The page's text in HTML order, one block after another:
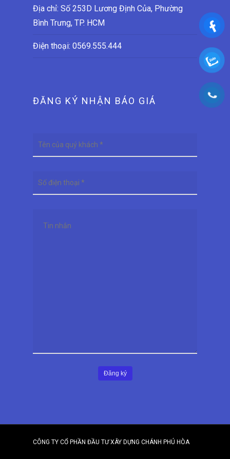
Địa chỉ: Số 253D Lương Định Của, Phường
Bình Trưng, TP. HCM
Điện thoại: 0569.555.444
ĐĂNG KÝ NHẬN BÁO GIÁ
CÔNG TY CỔ PHẦN ĐẦU TƯ XÂY DỰNG CHÁNH PHÚ HÒA